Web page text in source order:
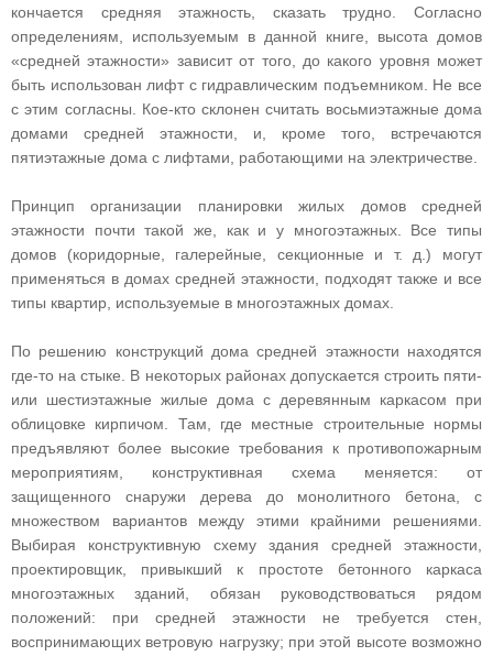
кончается средняя этажность, сказать трудно. Согласно
определениям, используемым в данной книге, высота домов
«средней этажности» зависит от того, до какого уровня может
быть использован лифт с гидравлическим подъемником. Не все
с этим согласны. Кое-кто склонен считать восьмиэтажные дома
домами средней этажности, и, кроме того, встречаются
пятиэтажные дома с лифтами, работающими на электричестве.
Принцип организации планировки жилых домов средней
этажности почти такой же, как и у многоэтажных. Все типы
домов (коридорные, галерейные, секционные и т. д.) могут
применяться в домах средней этажности, подходят также и все
типы квартир, используемые в многоэтажных домах.
По решению конструкций дома средней этажности находятся
где-то на стыке. В некоторых районах допускается строить пяти-
или шестиэтажные жилые дома с деревянным каркасом при
облицовке кирпичом. Там, где местные строительные нормы
предъявляют более высокие требования к противопожарным
мероприятиям, конструктивная схема меняется: от
защищенного снаружи дерева до монолитного бетона, с
множеством вариантов между этими крайними решениями.
Выбирая конструктивную схему здания средней этажности,
проектировщик, привыкший к простоте бетонного каркаса
многоэтажных зданий, обязан руководствоваться рядом
положений: при средней этажности не требуется стен,
воспринимающих ветровую нагрузку; при этой высоте возможно